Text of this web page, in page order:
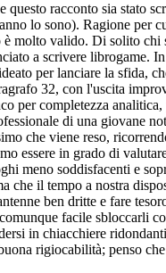
racconto sia stato
lo sono). Ragione
molto valido. Di solito
a scrivere librogame.
per lanciare la sfida,
32, con l'uscita
per completezza
di una giovane
che viene reso,
essere in grado di
meno soddisfacenti e
il tempo a nostra
ben dritte e fare
facile
in chiacchiere
rigiocabilità; penso